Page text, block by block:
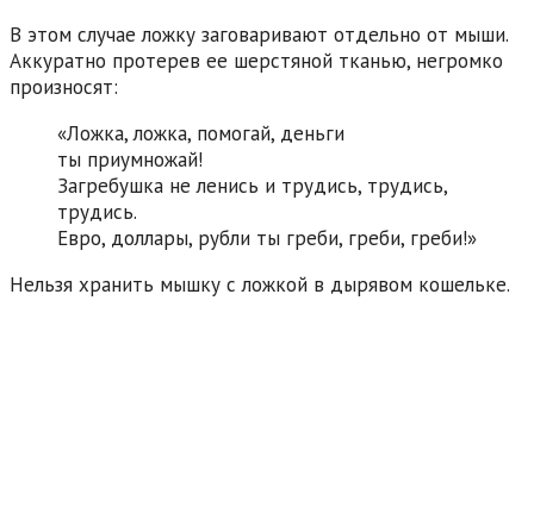
В этом случае ложку заговаривают отдельно от мыши.
Аккуратно протерев ее шерстяной тканью, негромко
произносят:
«Ложка, ложка, помогай, деньги
ты приумножай!
Загребушка не ленись и трудись, трудись,
трудись.
Евро, доллары, рубли ты греби, греби, греби!»
Нельзя хранить мышку с ложкой в дырявом кошельке.